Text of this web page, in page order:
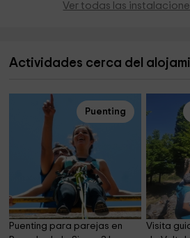
Ver todas las
Actividades cerca del
Puenting
Puenting para parejas en
Visita